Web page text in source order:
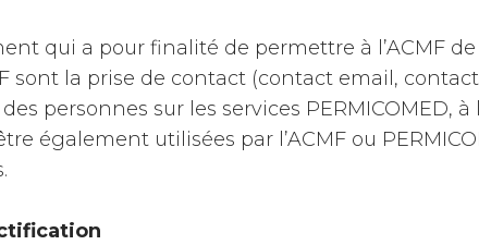
qui a pour finalité de permettre à l’ACMF
sont la prise de contact (contact email,
personnes sur les services PERMICOMED,
également utilisées par l’ACMF ou